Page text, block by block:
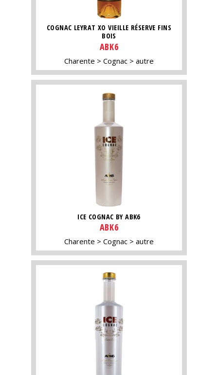
COGNAC LEYRAT XO VIEILLE RÉSERVE FINS
BOIS
ABK6
Charente Cognac autre
ICE COGNAC BY ABK6
ABK6
Charente Cognac autre